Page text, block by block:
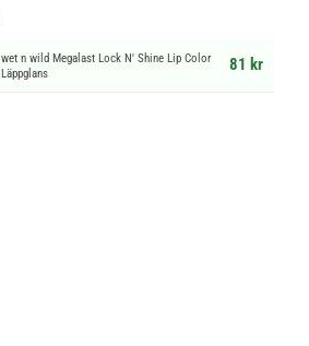
wet n wild Megalast Lock N' Shine Lip Color
Läppglans
81 kr